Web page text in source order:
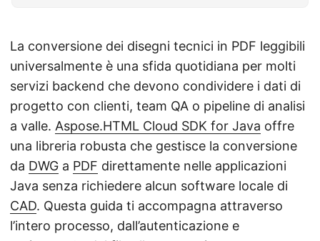
La conversione dei disegni tecnici in PDF leggibili
universalmente è una sfida quotidiana per molti
servizi backend che devono condividere i dati di
progetto con clienti, team QA o pipeline di analisi
a valle. Aspose.HTML Cloud SDK for Java offre
una libreria robusta che gestisce la conversione
da DWG a PDF direttamente nelle applicazioni
Java senza richiedere alcun software locale di
CAD. Questa guida ti accompagna attraverso
l’intero processo, dall’autenticazione e